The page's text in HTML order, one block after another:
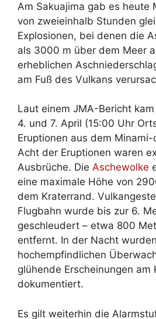
Am Sakuajima gab es heute
von zweieinhalb Stunden
Explosionen, bei denen die
als 3000 m über dem Meer
erheblichen
am Fuß des Vulkans
Laut einem JMA-Bericht
4. und 7. April (15:00 Uhr
Eruptionen aus dem
Acht der Eruptionen waren
Ausbrüche. Die Aschewolke
eine maximale Höhe von
dem Kraterrand.
Flugbahn wurde bis zur 6.
geschleudert – etwa 800
entfernt. In der Nacht
hochempfindlichen
glühende Erscheinungen am
dokumentiert.
Es gilt weiterhin die